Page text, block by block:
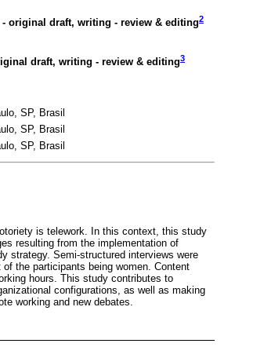
original draft, writing - review & editing2
draft, writing - review & editing3
SP, Brasil
SP, Brasil
SP, Brasil
is telework. In this context, this study
resulting from the implementation of
strategy. Semi-structured interviews were
the participants being women. Content
hours. This study contributes to
configurations, as well as making
working and new debates.